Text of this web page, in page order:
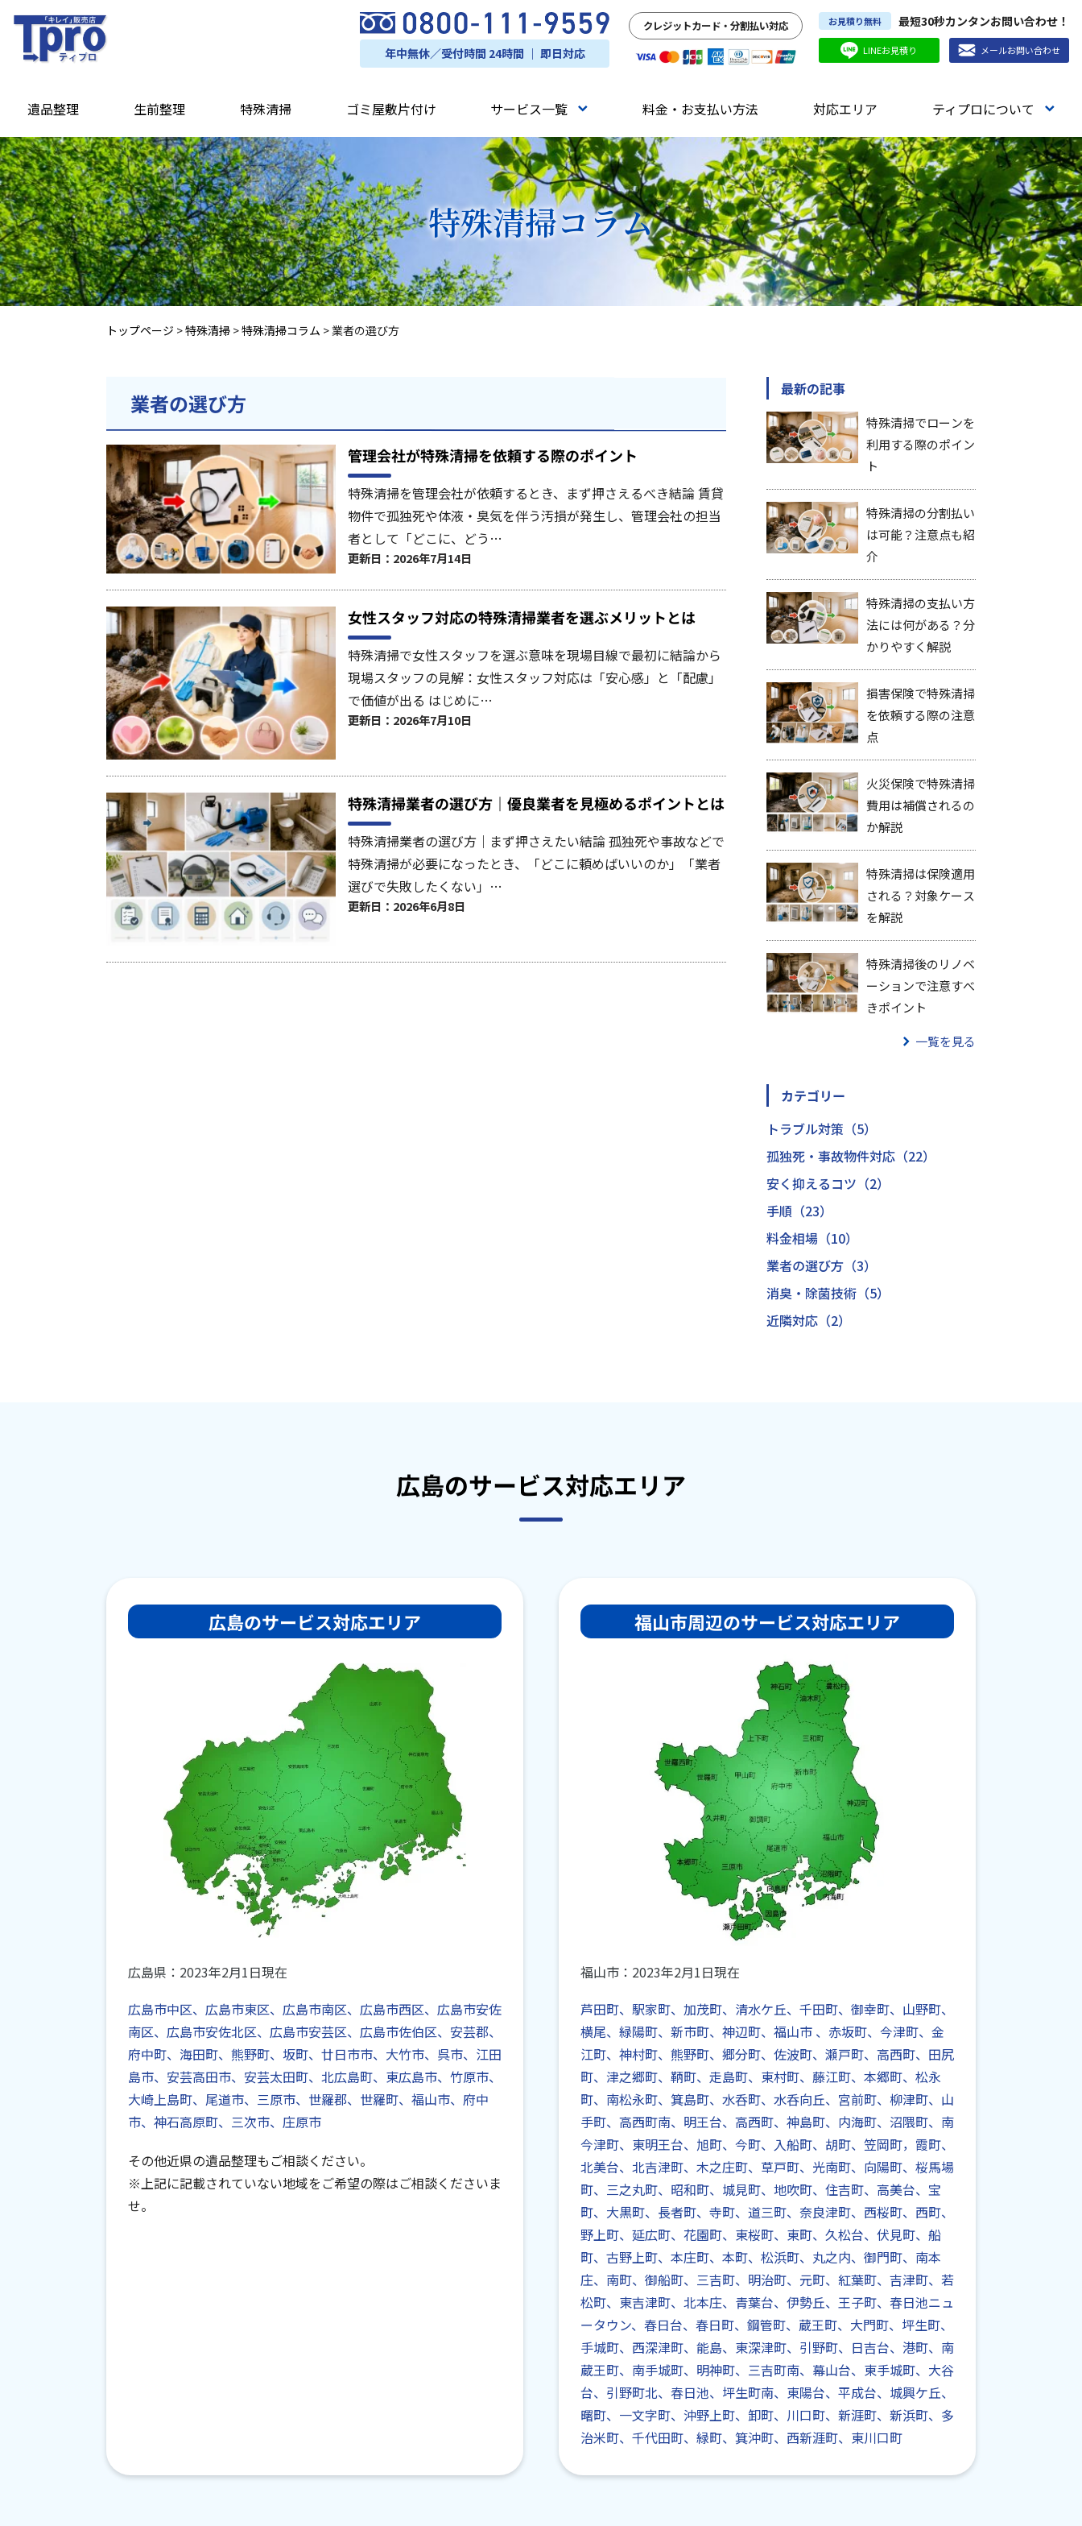
年中無休／受付時間 24時間 ｜ 即日対応
クレジットカード・分割払い対応 お見積り無料 最短30秒カンタンお問い合わせ！
LINEお見積り メールお問い合わせ
遺品整理 生前整理 特殊清掃 ゴミ屋敷片付け サービス一覧 料金・お支払い方法 対応エリア ティプロについて
特殊清掃コラム
トップページ >特殊清掃 >特殊清掃コラム >業者の選び方
業者の選び方
管理会社が特殊清掃を依頼する際のポイント
特殊清掃を管理会社が依頼するとき、まず押さえるべき結論 賃貸
物件で孤独死や体液・臭気を伴う汚損が発生し、管理会社の担当
者として「どこに、どう…
更新日：2026年7月14日
女性スタッフ対応の特殊清掃業者を選ぶメリットとは
特殊清掃で女性スタッフを選ぶ意味を現場目線で最初に結論から
現場スタッフの見解：女性スタッフ対応は「安心感」と「配慮」
で価値が出る はじめに…
更新日：2026年7月10日
特殊清掃業者の選び方｜優良業者を見極めるポイントとは
特殊清掃業者の選び方｜まず押さえたい結論 孤独死や事故などで
特殊清掃が必要になったとき、「どこに頼めばいいのか」「業者
選びで失敗したくない」…
更新日：2026年6月8日
最新の記事
特殊清掃でローンを
利用する際のポイン
ト
特殊清掃の分割払い
は可能？注意点も紹
介
特殊清掃の支払い方
法には何がある？分
かりやすく解説
損害保険で特殊清掃
を依頼する際の注意
点
火災保険で特殊清掃
費用は補償されるの
か解説
特殊清掃は保険適用
される？対象ケース
を解説
特殊清掃後のリノベ
ーションで注意すべ
きポイント
一覧を見る
カテゴリー
トラブル対策（5）
孤独死・事故物件対応（22）
安く抑えるコツ（2）
手順（23）
料金相場（10）
業者の選び方（3）
消臭・除菌技術（5）
近隣対応（2）
広島のサービス対応エリア
広島のサービス対応エリア
広島県：2023年2月1日現在
広島市中区、広島市東区、広島市南区、広島市西区、広島市安佐
南区、広島市安佐北区、広島市安芸区、広島市佐伯区、安芸郡、
府中町、海田町、熊野町、坂町、廿日市市、大竹市、呉市、江田
島市、安芸高田市、安芸太田町、北広島町、東広島市、竹原市、
大崎上島町、尾道市、三原市、世羅郡、世羅町、福山市、府中
市、神石高原町、三次市、庄原市
その他近県の遺品整理もご相談ください。
※上記に記載されていない地域をご希望の際はご相談くださいま
せ。
福山市周辺のサービス対応エリア
福山市：2023年2月1日現在
芦田町、駅家町、加茂町、清水ケ丘、千田町、御幸町、山野町、
横尾、緑陽町、新市町、神辺町、福山市 、赤坂町、今津町、金
江町、神村町、熊野町、郷分町、佐波町、瀬戸町、高西町、田尻
町、津之郷町、鞆町、走島町、東村町、藤江町、本郷町、松永
町、南松永町、箕島町、水呑町、水呑向丘、宮前町、柳津町、山
手町、高西町南、明王台、高西町、神島町、内海町、沼隈町、南
今津町、東明王台、旭町、今町、入船町、胡町、笠岡町，霞町、
北美台、北吉津町、木之庄町、草戸町、光南町、向陽町、桜馬場
町、三之丸町、昭和町、城見町、地吹町、住吉町、高美台、宝
町、大黒町、長者町、寺町、道三町、奈良津町、西桜町、西町、
野上町、延広町、花園町、東桜町、東町、久松台、伏見町、船
町、古野上町、本庄町、本町、松浜町、丸之内、御門町、南本
庄、南町、御船町、三吉町、明治町、元町、紅葉町、吉津町、若
松町、東吉津町、北本庄、青葉台、伊勢丘、王子町、春日池ニュ
ータウン、春日台、春日町、鋼管町、蔵王町、大門町、坪生町、
手城町、西深津町、能島、東深津町、引野町、日吉台、港町、南
蔵王町、南手城町、明神町、三吉町南、幕山台、東手城町、大谷
台、引野町北、春日池、坪生町南、東陽台、平成台、城興ケ丘、
曙町、一文字町、沖野上町、卸町、川口町、新涯町、新浜町、多
治米町、千代田町、緑町、箕沖町、西新涯町、東川口町